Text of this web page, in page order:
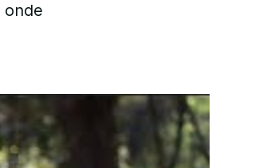
onde